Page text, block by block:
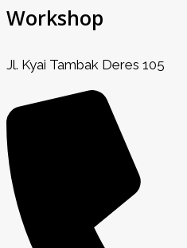
Workshop
Jl. Kyai Tambak Deres 105